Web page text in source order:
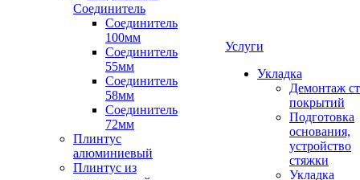
Соединитель
Соединитель
100мм
Соединитель
55мм
Соединитель
58мм
Соединитель
72мм
Плинтус
алюминиевый
Плинтус из
Услуги
Укладка
Демонтаж
покрытий
Подготовка
основания,
устройство
стяжки
Укладка